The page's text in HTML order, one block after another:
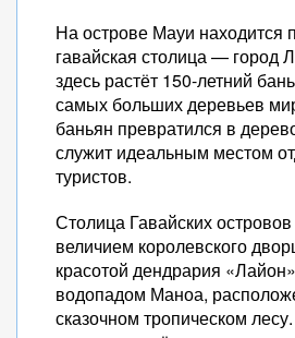
На острове Мауи находится
гавайская столица — город
здесь растёт 150-летний
самых больших деревьев
баньян превратился в
служит идеальным местом
туристов.
Столица Гавайских
величием королевского
красотой дендрария
водопадом Маноа,
сказочном тропическом